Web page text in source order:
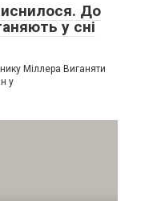
До
у сні
Міллера Виганяти
у